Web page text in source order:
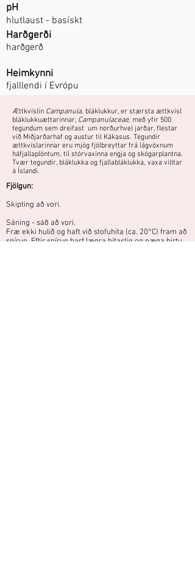
pH
hlutlaust - basískt
Harðgerði
harðgerð
Heimkynni
fjalllendi í Evrópu
Ættkvíslin Campanula, bláklukkur, er stærsta ættkvísl
bláklukkuættarinnar, Campanulaceae, með yfir 500
tegundum sem dreifast um norðurhvel jarðar, flestar
við Miðjarðarhaf og austur til Kákasus. Tegundir
ættkvíslarinnar eru mjög fjölbreyttar frá lágvöxnum
háfjallaplöntum, til stórvaxinna engja og skógarplantna.
Tvær tegundir, bláklukka og fjallabláklukka, vaxa villtar
á Íslandi.
Fjölgun:
Skipting að vori.
Sáning - sáð að vori.
Fræ ekki hulið og haft við stofuhita (ca. 20°C) fram að
spírun. Eftir spírun þarf lægra hitastig og næga birtu